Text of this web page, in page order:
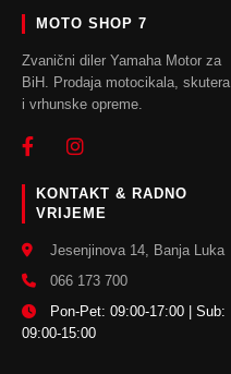
MOTO SHOP 7
Zvanični diler Yamaha Motor za
BiH. Prodaja motocikala, skutera
i vrhunske opreme.
KONTAKT & RADNO
VRIJEME
Jesenjinova 14, Banja Luka
066 173 700
Pon-Pet: 09:00-17:00 | Sub:
09:00-15:00